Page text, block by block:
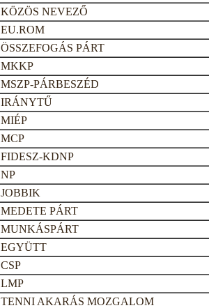
KÖZÖS NEVEZŐ
EU.ROM
ÖSSZEFOGÁS PÁRT
MKKP
MSZP-PÁRBESZÉD
IRÁNYTŰ
MIÉP
MCP
FIDESZ-KDNP
NP
JOBBIK
MEDETE PÁRT
MUNKÁSPÁRT
EGYÜTT
CSP
LMP
TENNI AKARÁS MOZGALOM